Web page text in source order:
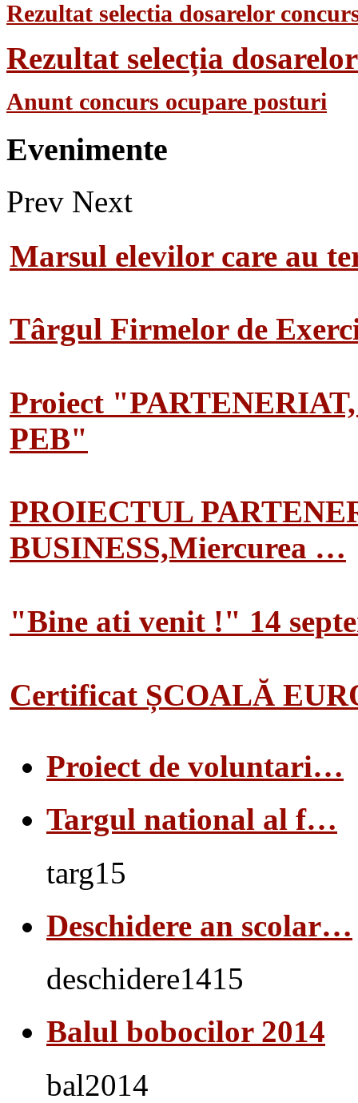
Rezultat selectia dosarelor
Rezultat selecția
Anunt concurs ocupare posturi
Evenimente
Prev Next
Marsul elevilor care au
Târgul Firmelor de
Proiect
PEB"
PROIECTUL
BUSINESS,Miercurea …
"Bine ati venit !" 14
Certificat ȘCOALĂ
Proiect de voluntari…
Targul national al f…
targ15
Deschidere an scolar…
deschidere1415
Balul bobocilor 2014
bal2014